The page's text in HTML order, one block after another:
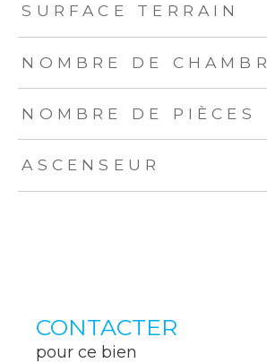
SURFACE TERRAIN
NOMBRE DE
NOMBRE DE PIÈCES
ASCENSEUR
CONTACTER
pour ce bien